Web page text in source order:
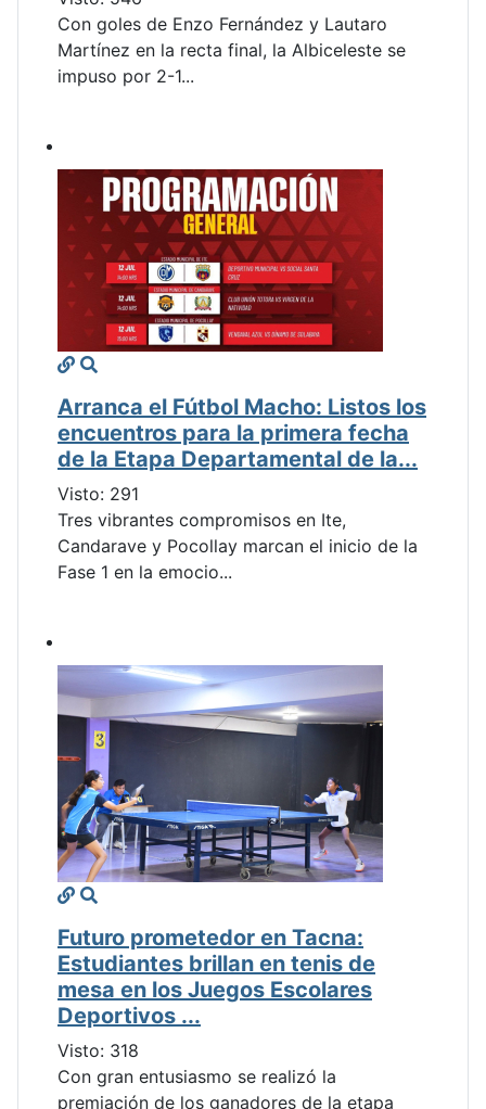
Con goles de Enzo Fernández y Lautaro
Martínez en la recta final, la Albiceleste se
impuso por 2-1...
Arranca el Fútbol Macho: Listos los
encuentros para la primera fecha
de la Etapa Departamental de la...
Visto: 291
Tres vibrantes compromisos en Ite,
Candarave y Pocollay marcan el inicio de la
Fase 1 en la emocio...
Futuro prometedor en Tacna:
Estudiantes brillan en tenis de
mesa en los Juegos Escolares
Deportivos ...
Visto: 318
Con gran entusiasmo se realizó la
premiación de los ganadores de la etapa